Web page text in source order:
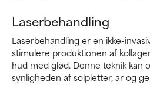
Laserbehandling
Laserbehandling er en ikke-
stimulere produktionen af
hud med glød. Denne teknik kan
synligheden af solpletter, ar og